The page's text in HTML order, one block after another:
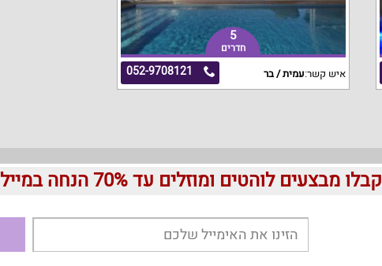
5
חדרים
052-9708121 איש קשר:עמית / בר
קבלו מבצעים לוהטים ומוזלים עד 70% הנחה במייל, הירשמו עכשיו בחינם: